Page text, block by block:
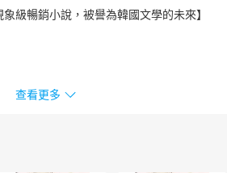
級暢銷小說，被譽為韓國文學的未來】
查看更多